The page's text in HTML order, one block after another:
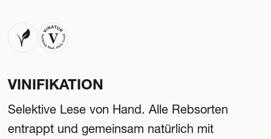
VINIFIKATION
Selektive Lese von Hand. Alle Rebsorten
entrappt und gemeinsam natürlich mit